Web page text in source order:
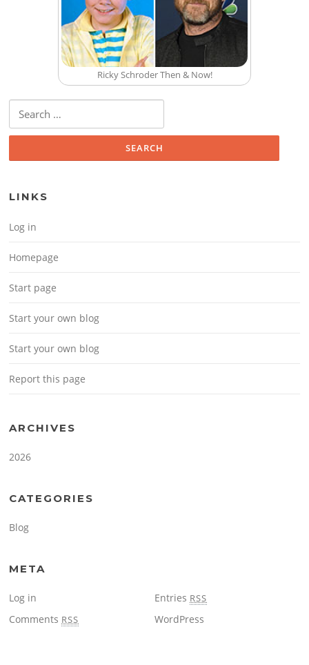
Ricky Schroder Then & Now!
Search for:
LINKS
Log in
Homepage
Start page
Start your own blog
Start your own blog
Report this page
ARCHIVES
2026
CATEGORIES
Blog
META
Log in Entries RSS
Comments RSS WordPress